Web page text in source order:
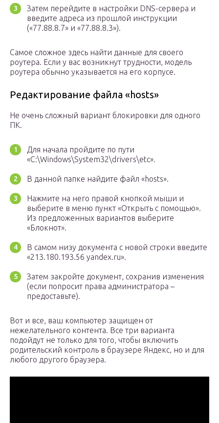
Затем перейдите в настройки DNS-сервера и
введите адреса из прошлой инструкции
(«77.88.8.7» и «77.88.8.3»).
Самое сложное здесь найти данные для своего
роутера. Если у вас возникнут трудности, модель
роутера обычно указывается на его корпусе.
Редактирование файла «hosts»
Не очень сложный вариант блокировки для одного
ПК.
Для начала пройдите по пути
«C:\Windows\System32\drivers\etc».
В данной папке найдите файл «hosts».
Нажмите на него правой кнопкой мыши и
выберите в меню пункт «Открыть с помощью».
Из предложенных вариантов выберите
«Блокнот».
В самом низу документа с новой строки введите
«213.180.193.56 yandex.ru».
Затем закройте документ, сохранив изменения
(если попросит права администратора –
предоставьте).
Вот и все, ваш компьютер защищен от
нежелательного контента. Все три варианта
подойдут не только для того, чтобы включить
родительский контроль в браузере Яндекс, но и для
любого другого браузера.